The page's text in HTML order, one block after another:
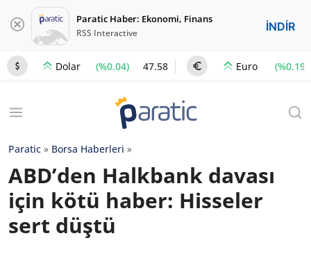
Paratic Haber: Ekonomi, Finans
RSS Interactive İNDİR
Dolar (%0.04) 47.58 Euro (%0.19)
Paratic » Borsa Haberleri »
ABD’den Halkbank davası
için kötü haber: Hisseler
sert düştü